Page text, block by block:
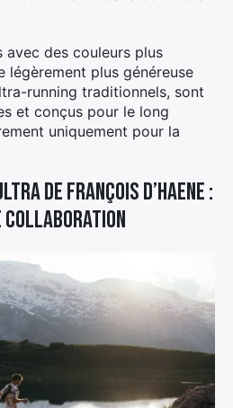
avec des couleurs plus
légèrement plus généreuse
running traditionnels, sont
et conçus pour le long
uniquement pour la
de François D’Haene :
collaboration